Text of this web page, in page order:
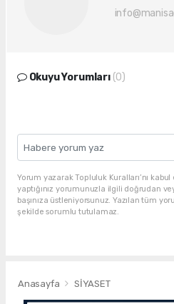
Okuyu Yorumları (0)
Yorum yazarak Topluluk Kuralları’nı
yaptığınız yorumunuzla ilgili doğrudan
başınıza üstleniyorsunuz. Yazılan tüm
şekilde sorumlu tutulamaz.
Anasayfa SİYASET